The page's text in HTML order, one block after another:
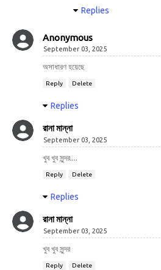
Replies
Anonymous
September 03, 2025
অসাধারণ হয়েছে
Reply Delete
Replies
রানা মান্না
September 03, 2025
খুব খুব সুন্দর....
Reply Delete
Replies
রানা মান্না
September 03, 2025
খুব খুব সুন্দর
Reply Delete